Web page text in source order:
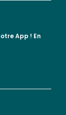
App ! En